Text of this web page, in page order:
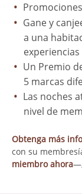
Gane y
a una
Un Premio
5 marcas
Las noches
nivel de
Obtenga más
con su
miembro ahora